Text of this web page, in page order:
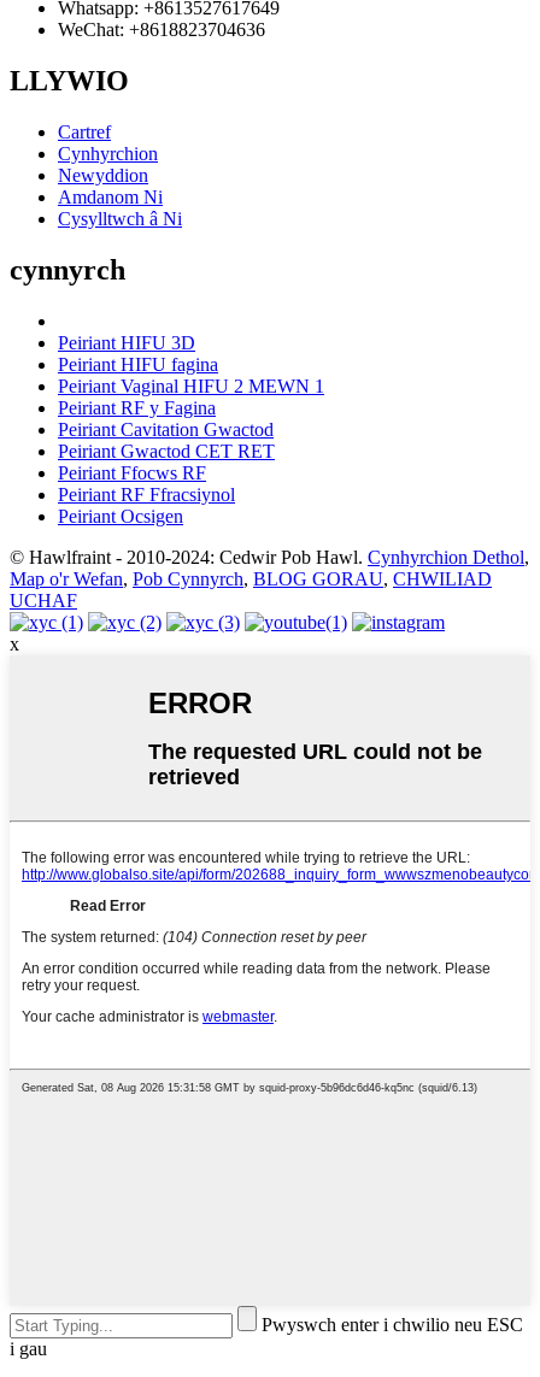
Whatsapp: +8613527617649
WeChat: +8618823704636
LLYWIO
Cartref
Cynhyrchion
Newyddion
Amdanom Ni
Cysylltwch â Ni
cynnyrch
Peiriant HIFU 3D
Peiriant HIFU fagina
Peiriant Vaginal HIFU 2 MEWN 1
Peiriant RF y Fagina
Peiriant Cavitation Gwactod
Peiriant Gwactod CET RET
Peiriant Ffocws RF
Peiriant RF Ffracsiynol
Peiriant Ocsigen
© Hawlfraint - 2010-2024: Cedwir Pob Hawl. Cynhyrchion Dethol,
Map o'r Wefan, Pob Cynnyrch, BLOG GORAU, CHWILIAD
UCHAF
x
Pwyswch enter i chwilio neu ESC
i gau